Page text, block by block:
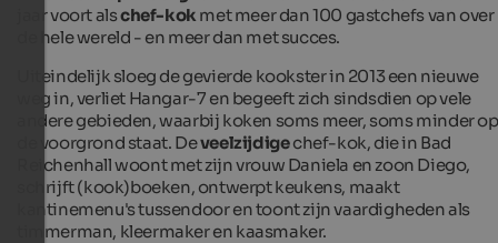
jaar voort alschef-kokmet meer dan 100 gastchefs van over
de hele wereld - en meer dan met succes.
Uiteindelijk sloeg de gevierde kookster in 2013 een nieuwe
weg in, verliet Hangar-7 en begeeft zich sindsdien op vele
andere gebieden, waarbij koken soms meer, soms minder op
de voorgrond staat. Deveelzijdigechef-kok, die in Bad
Reichenhall woont met zijn vrouw Daniela en zoon Diego,
schrijft (kook)boeken, ontwerpt keukens, maakt
kantinemenu's tussendoor en toont zijn vaardigheden als
timmerman, kleermaker en kaasmaker.